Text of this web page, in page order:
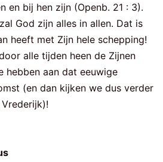
en bij hen zijn (Openb. 21 : 3).
God zijn alles in allen. Dat is
heeft met Zijn hele schepping!
alle tijden heen de Zijnen
hebben aan dat eeuwige
(en dan kijken we dus verder